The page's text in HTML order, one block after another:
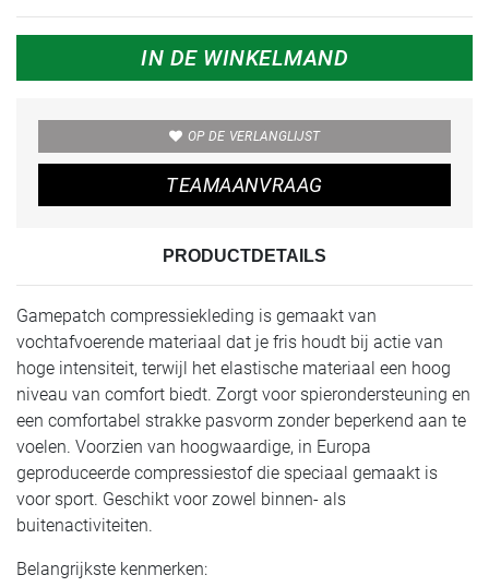
IN DE WINKELMAND
OP DE VERLANGLIJST
TEAMAANVRAAG
PRODUCTDETAILS
Gamepatch compressiekleding is gemaakt van
vochtafvoerende materiaal dat je fris houdt bij actie van
hoge intensiteit, terwijl het elastische materiaal een hoog
niveau van comfort biedt. Zorgt voor spierondersteuning en
een comfortabel strakke pasvorm zonder beperkend aan te
voelen. Voorzien van hoogwaardige, in Europa
geproduceerde compressiestof die speciaal gemaakt is
voor sport. Geschikt voor zowel binnen- als
buitenactiviteiten.
Belangrijkste kenmerken: